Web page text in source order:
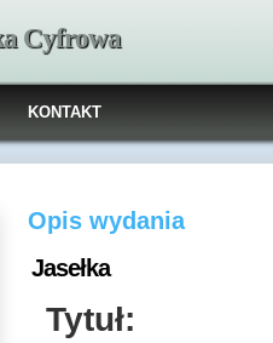
Cyfrowa
KONTAKT
Opis wydania
Jasełka
Tytuł: